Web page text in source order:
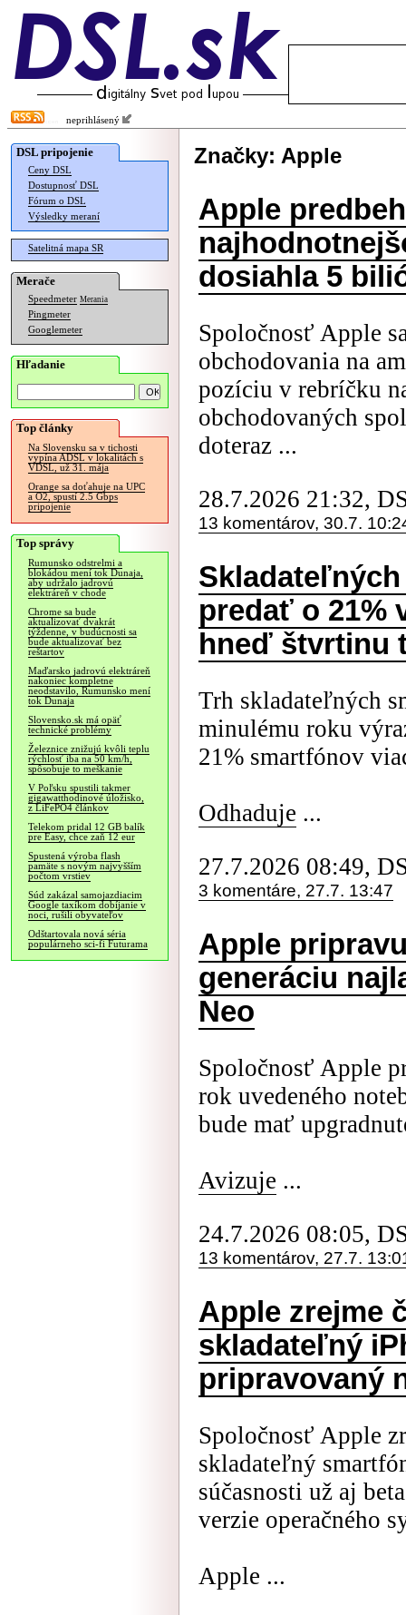
neprihlásený
DSL pripojenie
Ceny DSL
Dostupnosť DSL
Fórum o DSL
Výsledky meraní
Satelitná mapa SR
Merače
Speedmeter Merania
Pingmeter
Googlemeter
Hľadanie
Top články
Na Slovensku sa v tichosti
vypína ADSL v lokalitách s
VDSL, už 31. mája
Orange sa doťahuje na UPC
a O2, spustí 2.5 Gbps
pripojenie
Top správy
Rumunsko odstrelmi a
blokádou mení tok Dunaja,
aby udržalo jadrovú
elektráreň v chode
Chrome sa bude
aktualizovať dvakrát
týždenne, v budúcnosti sa
bude aktualizovať bez
reštartov
Maďarsko jadrovú elektráreň
nakoniec kompletne
neodstavilo, Rumunsko mení
tok Dunaja
Slovensko.sk má opäť
technické problémy
Železnice znižujú kvôli teplu
rýchlosť iba na 50 km/h,
spôsobuje to meškanie
V Poľsku spustili takmer
gigawatthodinové úložisko,
z LiFePO4 článkov
Telekom pridal 12 GB balík
pre Easy, chce zaň 12 eur
Spustená výroba flash
pamäte s novým najvyšším
počtom vrstiev
Súd zakázal samojazdiacim
Google taxíkom dobíjanie v
noci, rušili obyvateľov
Odštartovala nová séria
populárneho sci-fi Futurama
Značky: Apple
Apple
dosiahla 5
Spoločnosť Apple
obchodovania na
pozíciu v rebríčku
obchodovaných
doteraz ...
28.7.2026 21:32,
13 komentárov, 30.7.
predať o 21%
hneď štvrtinu
Trh skladateľných
minulému roku
21% smartfónov
Odhaduje ...
27.7.2026 08:49,
3 komentáre, 27.7. 13:47
Apple
generáciu
Neo
Spoločnosť Apple
rok uvedeného
bude mať
Avizuje ...
24.7.2026 08:05,
13 komentárov, 27.7.
Apple zrejme
skladateľný
pripravovaný
Spoločnosť Apple
skladateľný
súčasnosti už aj
verzie operačného
Apple ...